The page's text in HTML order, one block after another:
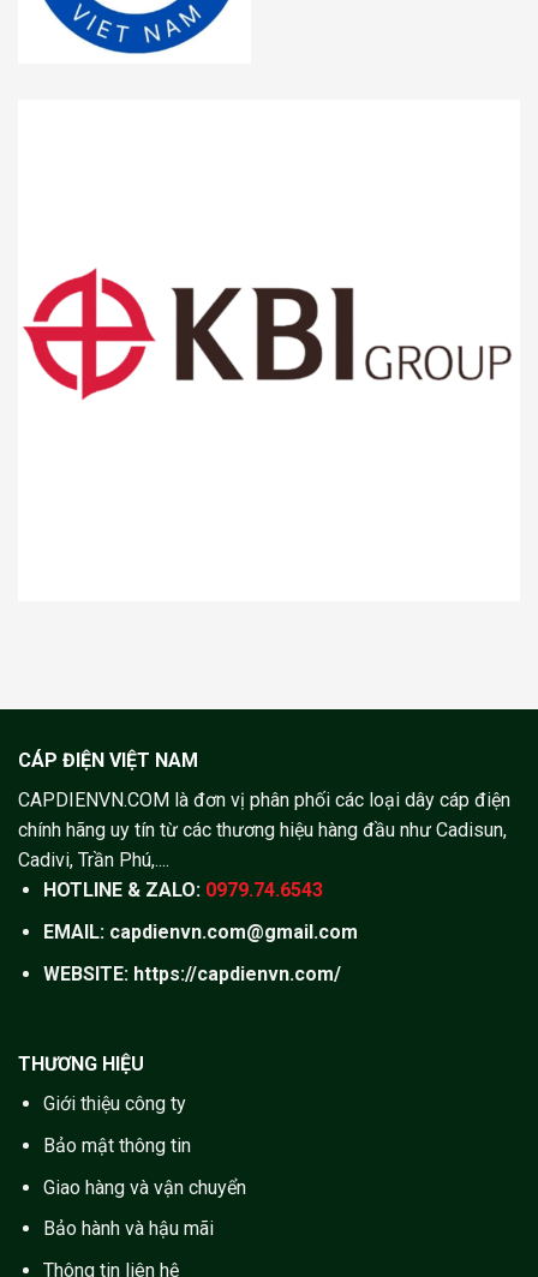
CÁP ĐIỆN VIỆT NAM
CAPDIENVN.COM là đơn vị phân phối các loại dây cáp điện
chính hãng uy tín từ các thương hiệu hàng đầu như Cadisun,
Cadivi, Trần Phú,....
HOTLINE & ZALO: 0979.74.6543
EMAIL: capdienvn.com@gmail.com
WEBSITE: https://capdienvn.com/
THƯƠNG HIỆU
Giới thiệu công ty
Bảo mật thông tin
Giao hàng và vận chuyển
Bảo hành và hậu mãi
Thông tin liên hệ